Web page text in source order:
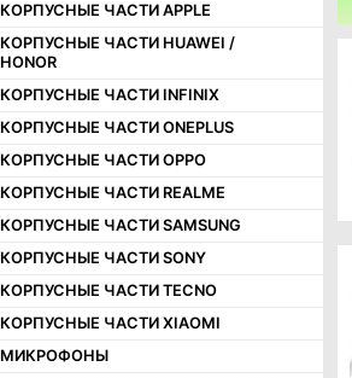
КОРПУСНЫЕ ЧАСТИ APPLE
КОРПУСНЫЕ ЧАСТИ HUAWEI /
HONOR
КОРПУСНЫЕ ЧАСТИ INFINIX
КОРПУСНЫЕ ЧАСТИ ONEPLUS
КОРПУСНЫЕ ЧАСТИ OPPO
КОРПУСНЫЕ ЧАСТИ REALME
КОРПУСНЫЕ ЧАСТИ SAMSUNG
КОРПУСНЫЕ ЧАСТИ SONY
КОРПУСНЫЕ ЧАСТИ TECNO
КОРПУСНЫЕ ЧАСТИ XIAOMI
МИКРОФОНЫ